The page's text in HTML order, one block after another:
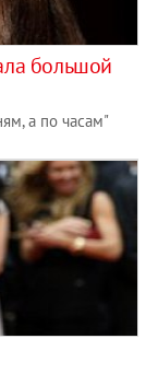
большой
а по часам"